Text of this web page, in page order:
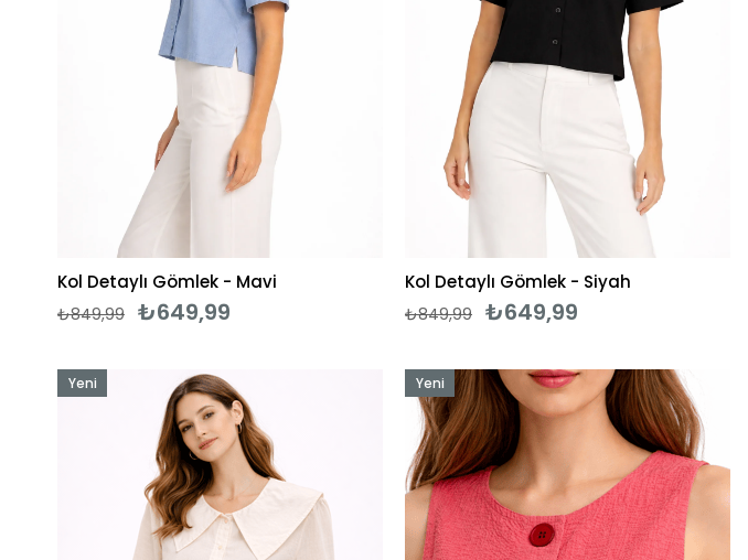
Kol Detaylı Gömlek - Mavi
₺649,99
₺849,99
Kol Detaylı Gömlek - Siyah
₺649,99
₺849,99
Yeni
Yeni
Ürün